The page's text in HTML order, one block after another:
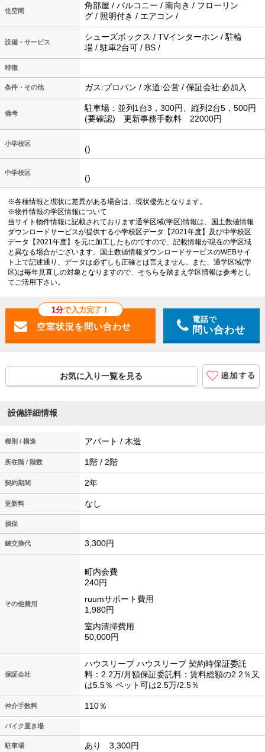
住空間
角部屋 / バルコニー / 南向き / フローリン
グ / 照明付き / エアコン /
設備・サービス
シューズボックス / TVインターホン / 駐輪
場 / 駐車2台可 / BS /
特徴
条件・その他 ガス:プロパン / 水道:公営 / 保証会社:必加入
備考
駐車場：並列1台3，300円、縦列2台5，500円
(要確認) 更新事務手数料 22000円
小学校区
()
中学校区
()
※各種情報と現状に差異がある場合は、現状優先となります。
※物件情報の学区情報について
当サイト物件情報に記載されております通学区域(学区)情報は、国土数値情報
ダウンロードサービスが提供する小学校区データ【2021年度】及び中学校区
データ【2021年度】を元に加工したものですので、記載情報が現在の学区域
と異なる場合がございます。国土数値情報ダウンロードサービスのWEBサイ
ト上で記述通り、データは必ずしも正確とは言えません。また、通学区域(学
区)は毎年見直しの対象となりますので、そちらを踏まえ学区情報は参考とし
てご活用下さい。
1分で入力完了！
電話で
問い合わせ
お気に入り一覧を見る
設備詳細情報
種別 / 構造 アパート / 木造
所在階 / 階数 1階 / 2階
契約期間 2年
更新料 なし
損保
鍵交換代 3,300円
その他費用
町内会費
240円
ruumサポート費用
1,980円
室内清掃費用
50,000円
保証会社
ハウスリーブ ハウスリーブ 契約時保証委託
料：2.2万/月額保証委託料：賃料総額の2.2％又
は5.5％ ペット可は2.5万/2.5％
仲介手数料 110％
バイク置き場
駐車場 あり 3,300円